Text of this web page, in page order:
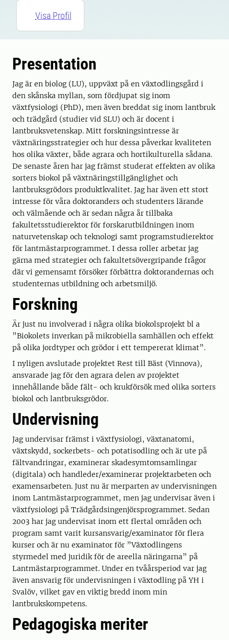
Visa Profil
Presentation
Jag är en biolog (LU), uppväxt på en växtodlingsgård i
den skånska myllan, som fördjupat sig inom
växtfysiologi (PhD), men även breddat sig inom lantbruk
och trädgård (studier vid SLU) och är docent i
lantbruksvetenskap. Mitt forskningsintresse är
växtnäringsstrategier och hur dessa påverkar kvaliteten
hos olika växter, både agrara och hortikulturella sådana.
De senaste åren har jag främst studerat effekten av olika
sorters biokol på växtnäringstillgänglighet och
lantbruksgrödors produktkvalitet. Jag har även ett stort
intresse för våra doktoranders och studenters lärande
och välmående och är sedan några år tillbaka
fakultetsstudierektor för forskarutbildningen inom
naturvetenskap och teknologi samt programstudierektor
för lantmästarprogrammet. I dessa roller arbetar jag
gärna med strategier och fakultetsövergripande frågor
där vi gemensamt försöker förbättra doktorandernas och
studenternas utbildning och arbetsmiljö.
Forskning
Är just nu involverad i några olika biokolsprojekt bl a
”Biokolets inverkan på mikrobiella samhällen och effekt
på olika jordtyper och grödor i ett tempererat klimat”.
I nyligen avslutade projektet Rest till Bäst (Vinnova),
ansvarade jag för den agrara delen av projektet
innehållande både fält- och krukförsök med olika sorters
biokol och lantbruksgrödor.
Undervisning
Jag undervisar främst i växtfysiologi, växtanatomi,
växtskydd, sockerbets- och potatisodling och är ute på
fältvandringar, examinerar skadesymtomsamlingar
(digitala) och handleder/examinerar projektarbeten och
examensarbeten. Just nu är merparten av undervisningen
inom Lantmästarprogrammet, men jag undervisar även i
växtfysiologi på Trädgårdsingenjörsprogrammet. Sedan
2003 har jag undervisat inom ett flertal områden och
program samt varit kursansvarig/examinator för flera
kurser och är nu examinator för ”Växtodlingens
styrmedel med juridik för de areella näringarna” på
Lantmästarprogrammet. Under en tvåårsperiod var jag
även ansvarig för undervisningen i växtodling på YH i
Svalöv, vilket gav en viktig bredd inom min
lantbrukskompetens.
Pedagogiska meriter